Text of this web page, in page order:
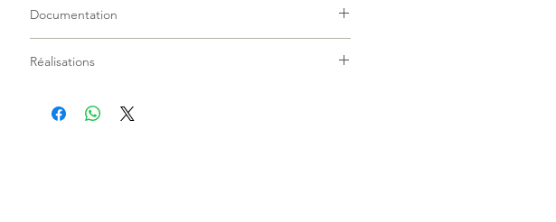
Documentation
Réalisations